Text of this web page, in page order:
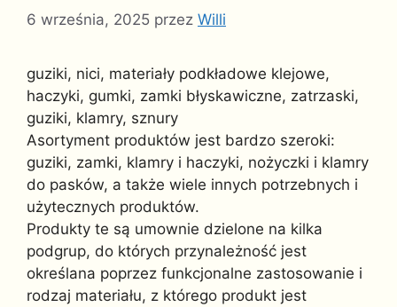
6 września, 2025 przez Willi
guziki, nici, materiały podkładowe klejowe,
haczyki, gumki, zamki błyskawiczne, zatrzaski,
guziki, klamry, sznury
Asortyment produktów jest bardzo szeroki:
guziki, zamki, klamry i haczyki, nożyczki i klamry
do pasków, a także wiele innych potrzebnych i
użytecznych produktów.
Produkty te są umownie dzielone na kilka
podgrup, do których przynależność jest
określana poprzez funkcjonalne zastosowanie i
rodzaj materiału, z którego produkt jest